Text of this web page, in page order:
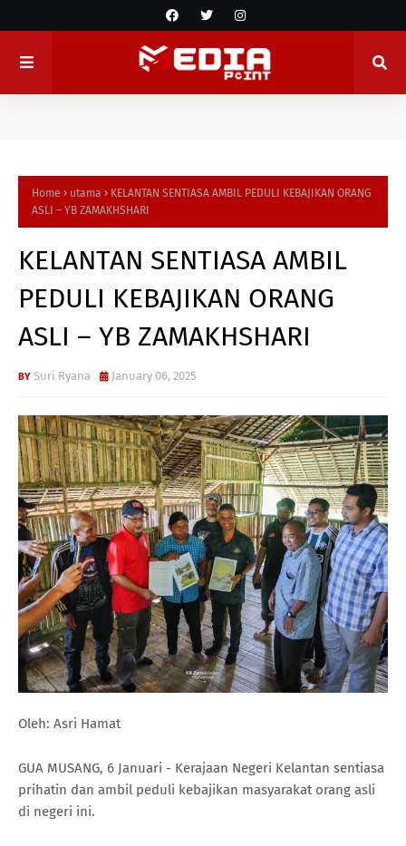
Home utama
KELANTAN SENTIASA AMBIL PEDULI KEBAJIKAN ORANG
ASLI – YB ZAMAKHSHARI
KELANTAN SENTIASA AMBIL
PEDULI KEBAJIKAN ORANG
ASLI – YB ZAMAKHSHARI
Suri Ryana January 06, 2025
Oleh: Asri Hamat
GUA MUSANG, 6 Januari - Kerajaan Negeri Kelantan sentiasa
prihatin dan ambil peduli kebajikan masyarakat orang asli
di negeri ini.